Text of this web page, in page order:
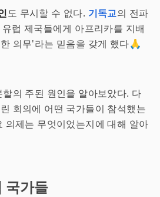
도 무시할 수 없다. 기독교의 전파
럽 제국들에게 아프리카를 지배
의무'라는 믿음을 갖게 했다🙏
의 주된 원인을 알아보았다. 다
회의에 어떤 국가들이 참석했는
의제는 무엇이었는지에 대해 알아
국가들